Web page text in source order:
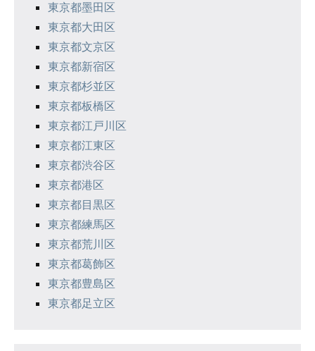
東京都墨田区
東京都大田区
東京都文京区
東京都新宿区
東京都杉並区
東京都板橋区
東京都江戸川区
東京都江東区
東京都渋谷区
東京都港区
東京都目黒区
東京都練馬区
東京都荒川区
東京都葛飾区
東京都豊島区
東京都足立区